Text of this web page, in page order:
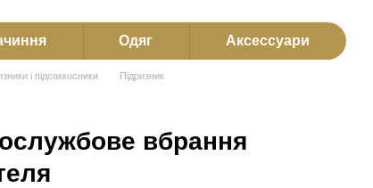
Одяг Аксессуари
і підсаккосники Підризник
вбрання